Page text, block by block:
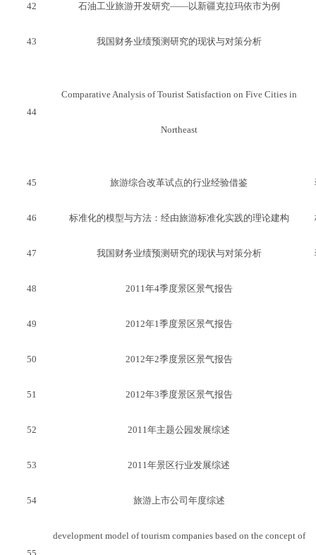
42 石油工业旅游开发研究——以新疆克拉玛依市为例
43 我国财务业绩预测研究的现状与对策分析
44
Comparative Analysis of Tourist Satisfaction on Five Cities in
Northeast
45 旅游综合改革试点的行业经验借鉴
46 标准化的模型与方法：经由旅游标准化实践的理论建构
47 我国财务业绩预测研究的现状与对策分析
48 2011年4季度景区景气报告
49 2012年1季度景区景气报告
50 2012年2季度景区景气报告
51 2012年3季度景区景气报告
52 2011年主题公园发展综述
53 2011年景区行业发展综述
54 旅游上市公司年度综述
development model of tourism companies based on the concept of